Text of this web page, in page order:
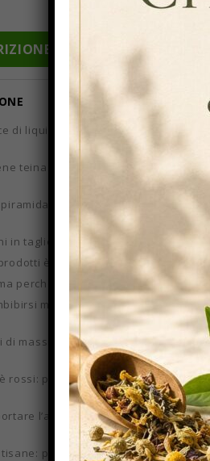
INFORMAZIONI
di liquirizia pura permette di
teina.
è protetto ermeticamente
in taglio piramidale hanno notevoli
è maggiore di quella dei filtri
perchè durante l’infusione, le
meglio e di allargarsi totalmente.
di massima su come preparare tè ed
rossi: portare l’acqua quasi ad
l’acqua a circa 80 gradi e poi
portare l’acqua quasi ad